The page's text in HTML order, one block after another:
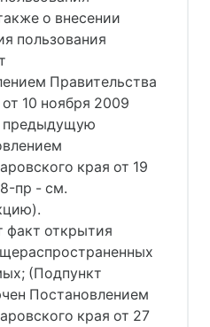
о внесении
пользования
Правительства
10 ноября 2009
предыдущую
края от 19
8-пр - см.
факт открытия
(Подпункт
Постановлением
края от 27